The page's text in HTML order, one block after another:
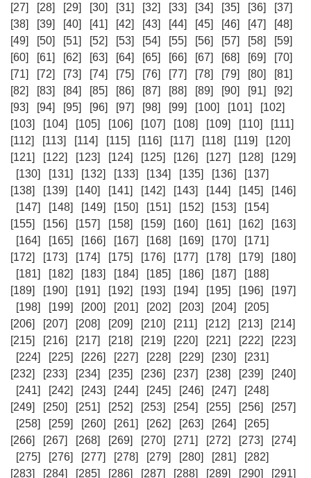
[27]
[28] [29] [30] [31] [32] [33] [34] [35] [36]
[37]
[38]
[39] [40] [41] [42] [43] [44] [45] [46] [47]
[48]
[49]
[50] [51] [52] [53] [54] [55] [56] [57] [58]
[59]
[60]
[61] [62] [63] [64] [65] [66] [67] [68] [69]
[70]
[71]
[72] [73] [74] [75] [76] [77] [78] [79] [80]
[81]
[82]
[83] [84] [85] [86] [87] [88] [89] [90] [91]
[92]
[93]
[94] [95] [96] [97] [98] [99] [100] [101]
[102]
[103]
[104] [105] [106] [107] [108] [109] [110]
[111]
[112]
[113] [114] [115] [116] [117] [118] [119]
[120]
[121]
[122] [123] [124] [125] [126] [127] [128]
[129]
[130]
[131] [132] [133] [134] [135] [136]
[137]
[138]
[139] [140] [141] [142] [143] [144] [145]
[146]
[147]
[148] [149] [150] [151] [152] [153]
[154]
[155]
[156] [157] [158] [159] [160] [161] [162]
[163]
[164]
[165] [166] [167] [168] [169] [170]
[171]
[172]
[173] [174] [175] [176] [177] [178] [179]
[180]
[181]
[182] [183] [184] [185] [186] [187]
[188]
[189]
[190] [191] [192] [193] [194] [195] [196]
[197]
[198]
[199] [200] [201] [202] [203] [204]
[205]
[206]
[207] [208] [209] [210] [211] [212] [213]
[214]
[215]
[216] [217] [218] [219] [220] [221] [222]
[223]
[224]
[225] [226] [227] [228] [229] [230]
[231]
[232]
[233] [234] [235] [236] [237] [238] [239]
[240]
[241]
[242] [243] [244] [245] [246] [247]
[248]
[249]
[250] [251] [252] [253] [254] [255] [256]
[257]
[258]
[259] [260] [261] [262] [263] [264]
[265]
[266]
[267] [268] [269] [270] [271] [272] [273]
[274]
[275]
[276] [277] [278] [279] [280] [281]
[282]
[283]
[284] [285] [286] [287] [288] [289] [290]
[291]